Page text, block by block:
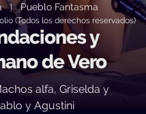
|Pueblo Fantasma
(Todos los derechos reservados)
y
de Vero
alfa, Griselda y
y Agustini